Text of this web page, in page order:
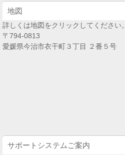
地図
詳しくは地図をクリックしてください。
〒794-0813
愛媛県今治市衣干町３丁目 ２番５号
サポートシステムご案内